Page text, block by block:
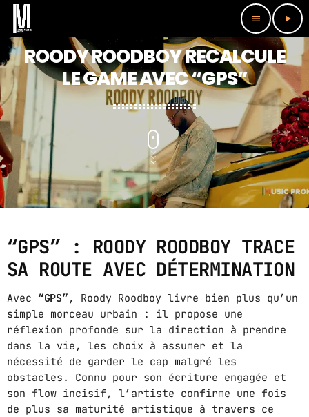
menu
play_arrow
close
HOME
ARTIST
VIDEOS
EVENTS
SHOP NOW
ABOUT US
MUSIC NEWS
SCHEDULE
ROODY ROODBOY RECALCULE
LE GAME AVEC “GPS”
“GPS” : ROODY ROODBOY TRACE
SA ROUTE AVEC DÉTERMINATION
Avec “GPS” , Roody Roodboy livre bien plus qu’un
simple morceau urbain : il propose une
réflexion profonde sur la direction à prendre
dans la vie, les choix à assumer et la
nécessité de garder le cap malgré les
obstacles. Connu pour son écriture engagée et
son flow incisif, l’artiste confirme une fois
de plus sa maturité artistique à travers ce